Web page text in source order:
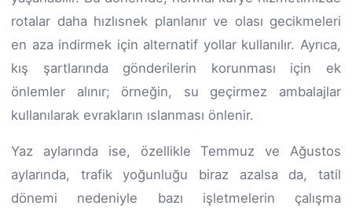
rotalar daha hızlısnek planlanır ve olası gecikmeleri
en aza indirmek için alternatif yollar kullanılır. Ayrıca,
kış şartlarında gönderilerin korunması için ek
önlemler alınır; örneğin, su geçirmez ambalajlar
kullanılarak evrakların ıslanması önlenir.
Yaz aylarında ise, özellikle Temmuz ve Ağustos
aylarında, trafik yoğunluğu biraz azalsa da, tatil
dönemi nedeniyle bazı işletmelerin çalışma